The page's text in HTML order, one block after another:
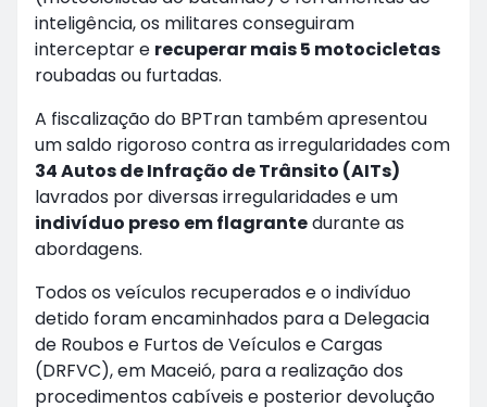
inteligência, os militares conseguiram
interceptar e recuperar mais 5 motocicletas
roubadas ou furtadas.
A fiscalização do BPTran também apresentou
um saldo rigoroso contra as irregularidades com
34 Autos de Infração de Trânsito (AITs)
lavrados por diversas irregularidades e um
indivíduo preso em flagrantedurante as
abordagens.
Todos os veículos recuperados e o indivíduo
detido foram encaminhados para a Delegacia
de Roubos e Furtos de Veículos e Cargas
(DRFVC), em Maceió, para a realização dos
procedimentos cabíveis e posterior devolução